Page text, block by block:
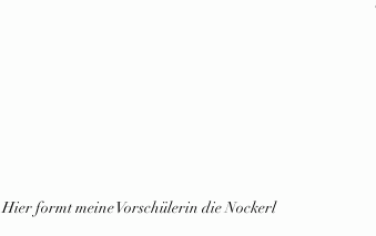
Hier formt meine Vorschülerin die Nockerl